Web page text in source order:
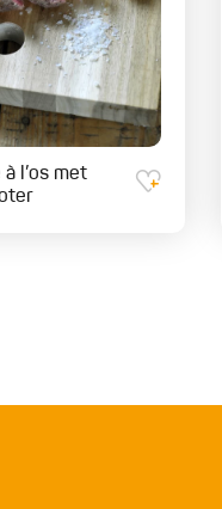
l’os met